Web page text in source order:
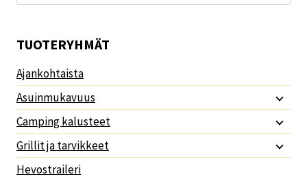
TUOTERYHMÄT
Ajankohtaista
Asuinmukavuus
Camping kalusteet
Grillit ja tarvikkeet
Hevostraileri